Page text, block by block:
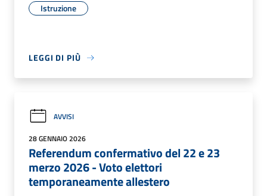
Istruzione
LEGGI DI PIÙ
AVVISI
28 GENNAIO 2026
Referendum confermativo del 22 e 23
merzo 2026 - Voto elettori
temporaneamente allestero